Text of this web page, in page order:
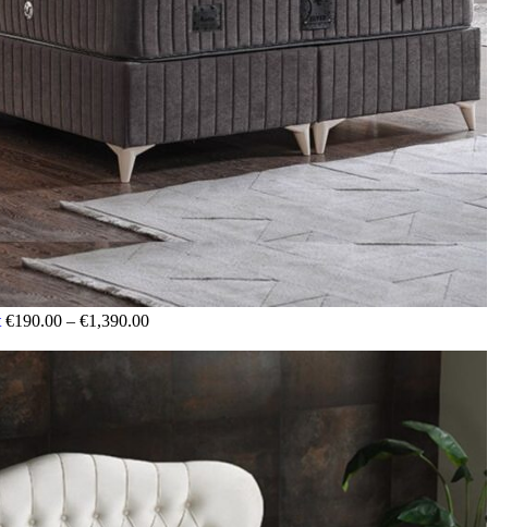
€190.00 – €1,390.00